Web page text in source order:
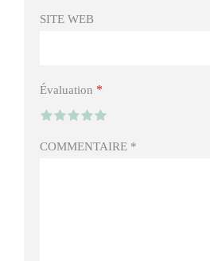
SITE WEB
Évaluation *
COMMENTAIRE *